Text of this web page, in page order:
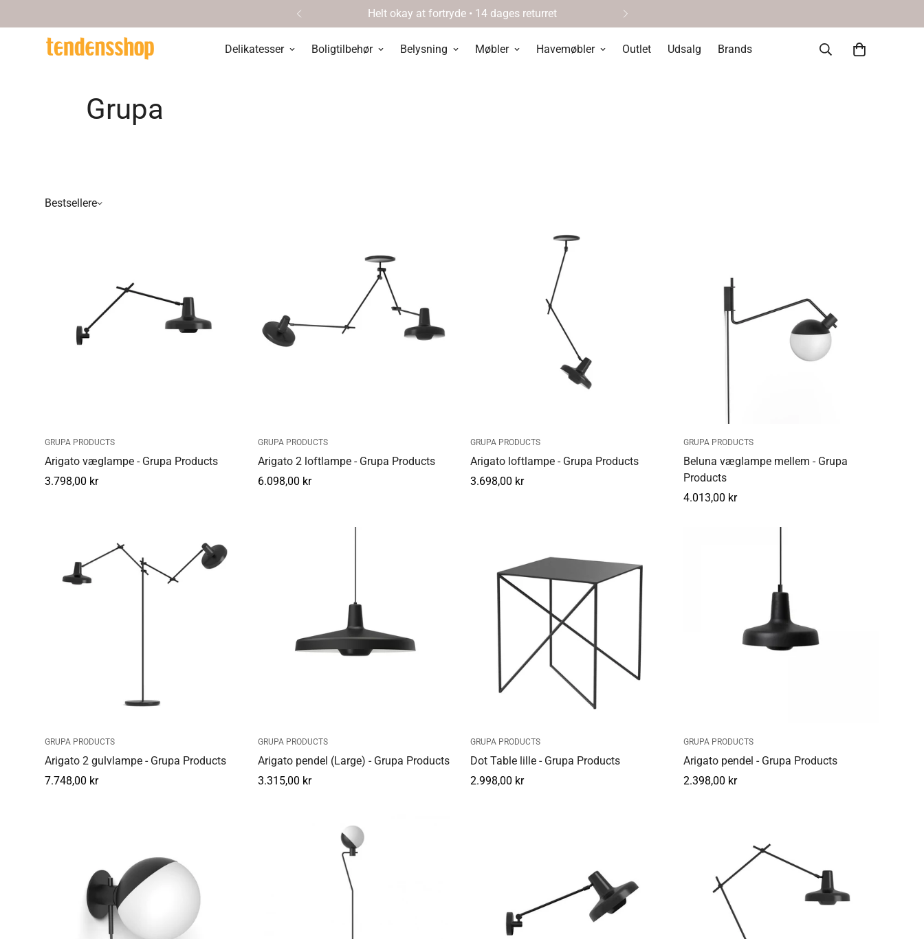
Helt okay at fortryde • 14 dages returret
Delikatesser Boligtilbehør Belysning Møbler Havemøbler Outlet Udsalg Brands
Grupa
Bestsellere
GRUPA PRODUCTS
Arigato væglampe - Grupa Products
Normal
3.798,00 kr
GRUPA PRODUCTS
Arigato 2 loftlampe - Grupa Products
Normal
6.098,00 kr
GRUPA PRODUCTS
Arigato loftlampe - Grupa Products
Normal
3.698,00 kr
GRUPA PRODUCTS
Beluna væglampe mellem - Grupa
Products
Normal
4.013,00 kr
GRUPA PRODUCTS
Arigato 2 gulvlampe - Grupa Products
Normal
7.748,00 kr
GRUPA PRODUCTS
Arigato pendel (Large) - Grupa Products
Normal
3.315,00 kr
GRUPA PRODUCTS
Dot Table lille - Grupa Products
Normal
2.998,00 kr
GRUPA PRODUCTS
Arigato pendel - Grupa Products
Normal
2.398,00 kr